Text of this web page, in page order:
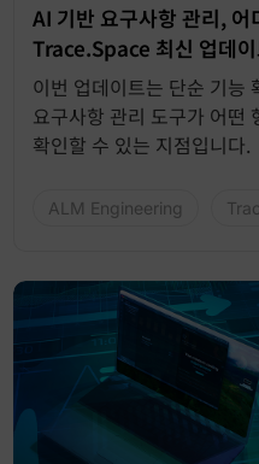
AI 기반 요구사항 관리, 어
Trace.Space 최신 업데
이번 업데이트는 단순 기능
요구사항 관리 도구가 어떤
확인할 수 있는 지점입니다.
ALM Engineering